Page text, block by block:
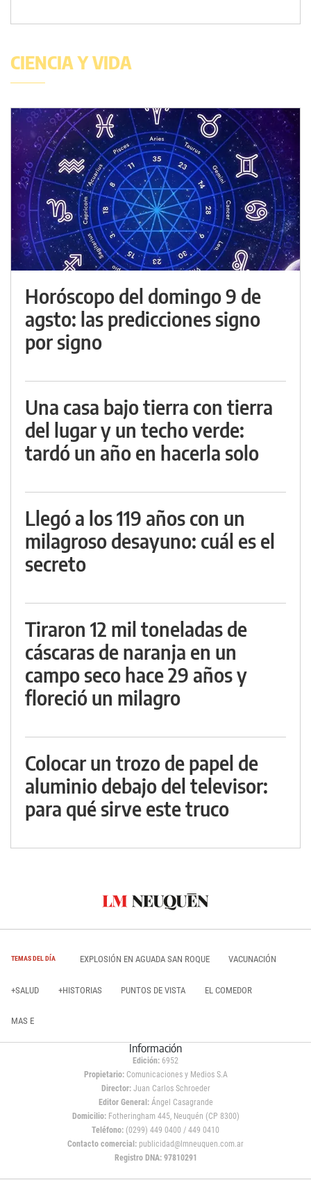
CIENCIA Y VIDA
Horóscopo del domingo 9 de
agsto: las predicciones signo
por signo
Una casa bajo tierra con tierra
del lugar y un techo verde:
tardó un año en hacerla solo
Llegó a los 119 años con un
milagroso desayuno: cuál es el
secreto
Tiraron 12 mil toneladas de
cáscaras de naranja en un
campo seco hace 29 años y
floreció un milagro
Colocar un trozo de papel de
aluminio debajo del televisor:
para qué sirve este truco
TEMAS DEL DÍA EXPLOSIÓN EN AGUADA SAN ROQUE VACUNACIÓN
+SALUD +HISTORIAS PUNTOS DE VISTA EL COMEDOR
MAS E
Información
Edición: 6952
Propietario:Comunicaciones y Medios S.A
Director: Juan Carlos Schroeder
Editor General:Ángel Casagrande
Domicilio:Fotheringham 445, Neuquén (CP 8300)
Teléfono: (0299) 449 0400 / 449 0410
Contacto comercial: publicidad@lmneuquen.com.ar
Registro DNA: 97810291